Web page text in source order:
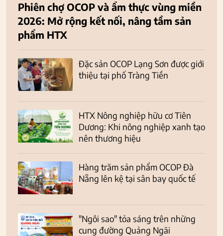
Phiên chợ OCOP và ẩm thực vùng miền
2026: Mở rộng kết nối, nâng tầm sản
phẩm HTX
Đặc sản OCOP Lạng Sơn được giới
thiệu tại phố Tràng Tiền
HTX Nông nghiệp hữu cơ Tiên
Dương: Khi nông nghiệp xanh tạo
nên thương hiệu
Hàng trăm sản phẩm OCOP Đà
Nẵng lên kệ tại sân bay quốc tế
"Ngôi sao" tỏa sáng trên những
cung đường Quảng Ngãi